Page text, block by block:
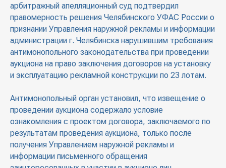
арбитражный апелляционный суд подтвердил
правомерность решения Челябинского УФАС России о
признании Управления наружной рекламы и информации
администрации г. Челябинска нарушившим требования
антимонопольного законодательства при проведении
аукциона на право заключения договоров на установку
и эксплуатацию рекламной конструкции по 23 лотам.
Антимонопольный орган установил, что извещение о
проведении аукциона содержало условие
ознакомления с проектом договора, заключаемого по
результатам проведения аукциона, только после
получения Управлением наружной рекламы и
информации письменного обращения